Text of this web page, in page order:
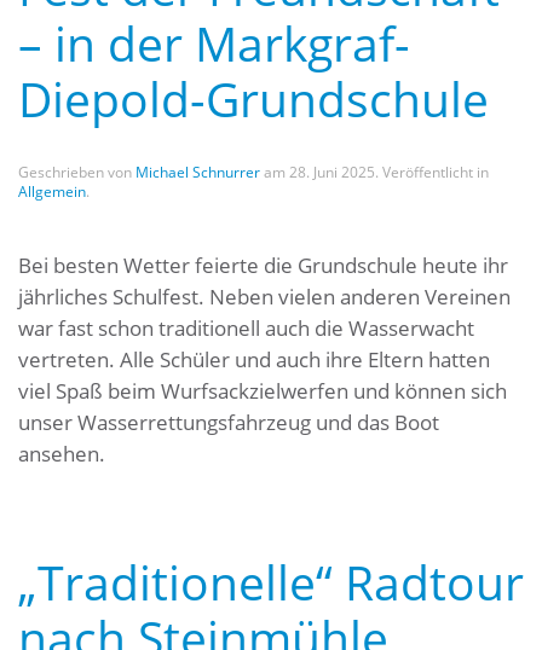
– in der Markgraf-
Diepold-Grundschule
Geschrieben von Michael Schnurreram 28. Juni 2025. Veröffentlicht in
Allgemein.
Bei besten Wetter feierte die Grundschule heute ihr
jährliches Schulfest. Neben vielen anderen Vereinen
war fast schon traditionell auch die Wasserwacht
vertreten. Alle Schüler und auch ihre Eltern hatten
viel Spaß beim Wurfsackzielwerfen und können sich
unser Wasserrettungsfahrzeug und das Boot
ansehen.
„Traditionelle“ Radtour
nach Steinmühle